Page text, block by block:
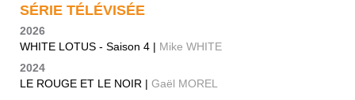
SÉRIE TÉLÉVISÉE
2026
WHITE LOTUS - Saison 4 | Mike WHITE
2024
LE ROUGE ET LE NOIR | Gaël MOREL